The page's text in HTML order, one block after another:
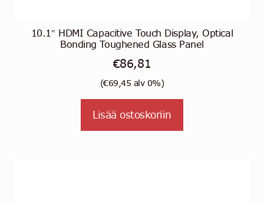
10.1″ HDMI Capacitive Touch Display, Optical
Bonding Toughened Glass Panel
€86,81
(€69,45 alv 0%)
Lisää ostoskoriin